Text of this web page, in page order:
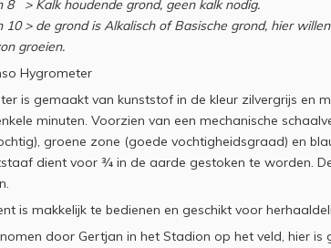
8 > Kalk houdende grond, geen kalk nodig.
10 > de grond is Alkalisch of Basische grond, hier
groeien.
Hygrometer
is gemaakt van kunststof in de kleur zilvergrijs en
minuten. Voorzien van een mechanische
groene zone (goede vochtigheidsgraad) en
dient voor ¾ in de aarde gestoken te worden.
is makkelijk te bedienen en geschikt voor
door Gertjan in het Stadion op het veld, hier is